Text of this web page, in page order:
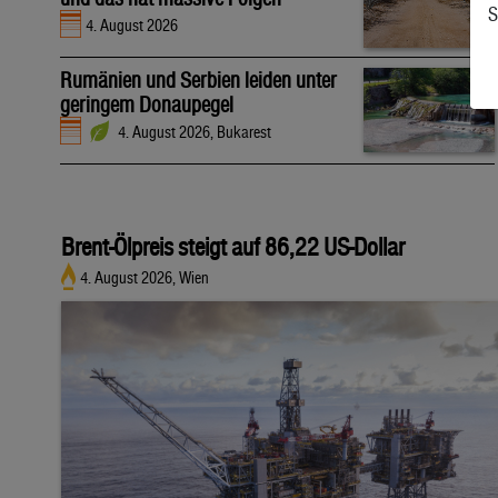
4. August 2026
Rumänien und Serbien leiden unter
geringem Donaupegel
4. August 2026, Bukarest
Brent-Ölpreis steigt auf 86,22 US-Dollar
4. August 2026, Wien